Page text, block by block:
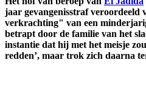
jaar gevangenisstraf veroordeeld
verkrachting" van een
betrapt door de familie van het
instantie dat hij met het meisje
redden’, maar trok zich daarna